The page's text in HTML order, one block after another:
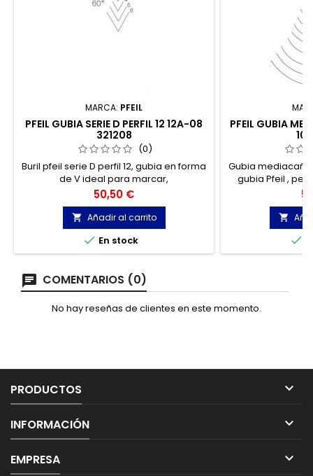
MARCA: PFEIL
PFEIL GUBIA SERIE D PERFIL 12 12A-08
321208
(0)
Buril pfeil serie D perfil 12, gubia en forma
de V ideal para marcar,
ornamentaciones, letras, etc..,
disponible en los siguientes tamaños: 2 -
4 - 6 - 8 mm
Precio
50,50 €
 Añadir al carrito
 En stock
PFEIL GUBIA
10
Gubia
gubia Pfeil ,
siguientes
10 - 13 - 16 - 18 -


COMENTARIOS (0)
No hay reseñas de clientes en este momento.
PRODUCTOS 
INFORMACIÓN 
EMPRESA 